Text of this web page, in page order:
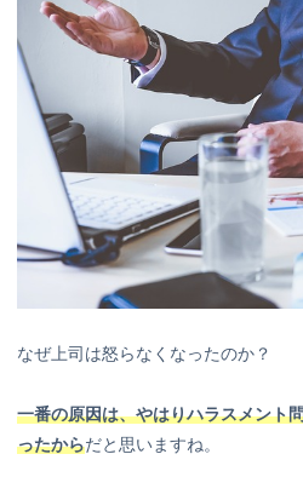
なぜ上司は怒らなくなったのか？
一番の原因は、やはりハラスメント
ったからだと思いますね。